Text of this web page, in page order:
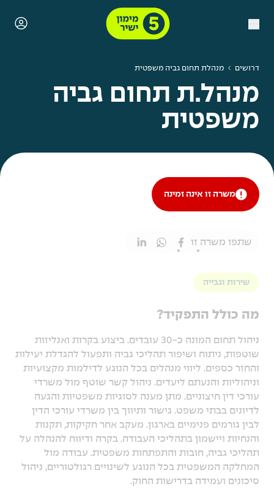
דרושים מנהלת תחום גביה משפטית
מנהל.ת תחום גביה
משפטית
משרה זו אינה זמינה
שתפו משרה זו
שירות וגבייה
מה כולל התפקיד?
ניהול תחום המונה כ-30 עובדים. ביצוע בקרות ואנליזות
שוטפות, ניתוח ושיפור תהליכי גביה ותפעול להגדלת יעילות
והחזר כספים. ליווי מנהלים בכל הנוגע לדילמות מקצועיות
וניהוליות והנעתם ליעדים. ניהול קשר שוטף מול משרדי
עורכי דין חיצוניים. מתן מענה לסוגיות משפטיות והגעה
לדיונים בבתי משפט. גישור ותיווך בין משרדי עורכי הדין
לבין גורמים פנימיים בארגון. מעקב אחר חקיקות, תקנות
והנחיות ויישמון בתהליכי העבודה. בקרה ודיווח להנהלה על
תהליכי גביה, חובות והתפתחות משפטית. עבודה מול
המחלקה המשפטית בכל הנוגע לשינויים רגולטוריים, ניהול
סיכונים ועמידה בדרישות החוק.